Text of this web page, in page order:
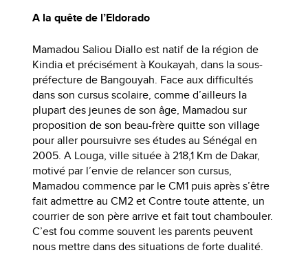
A la quête de l’Eldorado
Mamadou Saliou Diallo est natif de la région de
Kindia et précisément à Koukayah, dans la sous-
préfecture de Bangouyah. Face aux difficultés
dans son cursus scolaire, comme d’ailleurs la
plupart des jeunes de son âge, Mamadou sur
proposition de son beau-frère quitte son village
pour aller poursuivre ses études au Sénégal en
2005. A Louga, ville située à 218,1 Km de Dakar,
motivé par l’envie de relancer son cursus,
Mamadou commence par le CM1 puis après s’être
fait admettre au CM2 et Contre toute attente, un
courrier de son père arrive et fait tout chambouler.
C’est fou comme souvent les parents peuvent
nous mettre dans des situations de forte dualité.